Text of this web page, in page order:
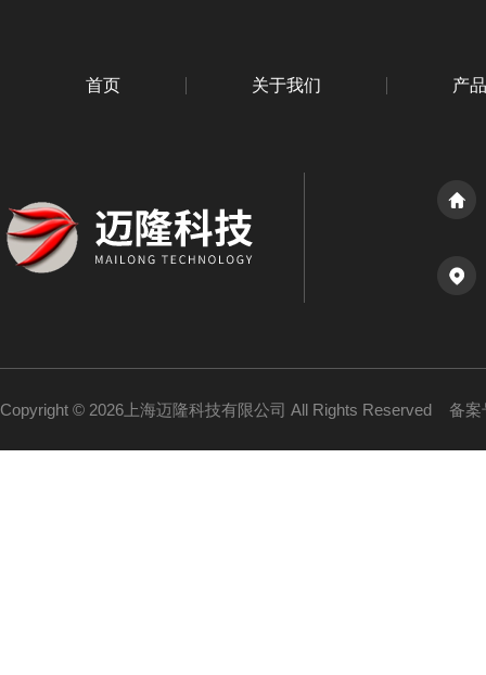
首页 关于我们 产
Copyright © 2026上海迈隆科技有限公司 All Rights Reserved 备案